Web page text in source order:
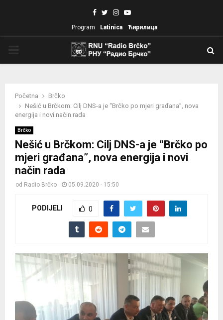
Facebook
TwitterInstagram
Youtube
Program Latinica Ћирилица
Početna
Brčko
Nešić u Brčkom: Cilj DNS-a je “Brčko po mjeri građana”, nova
energija i novi način rada
Brčko
Nešić u Brčkom: Cilj DNS-a je “Brčko po
mjeri građana”, nova energija i novi
način rada
od Radio Brčko 05.09.2020 - 15:50
PODIJELI 0